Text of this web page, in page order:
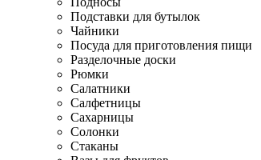
Подставки для бутылок
Чайники
Посуда для приготовления пищи
Разделочные доски
Рюмки
Салатники
Салфетницы
Сахарницы
Солонки
Стаканы